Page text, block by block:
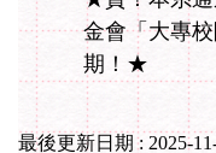
金會「大專
期！★
最後更新日期 : 2025-